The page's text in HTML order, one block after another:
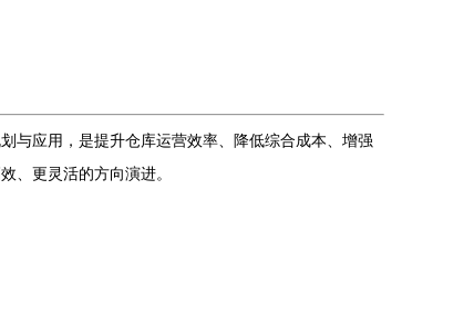
与应用，是提升仓库运营效率、降低综合成本、增强
、更灵活的方向演进。